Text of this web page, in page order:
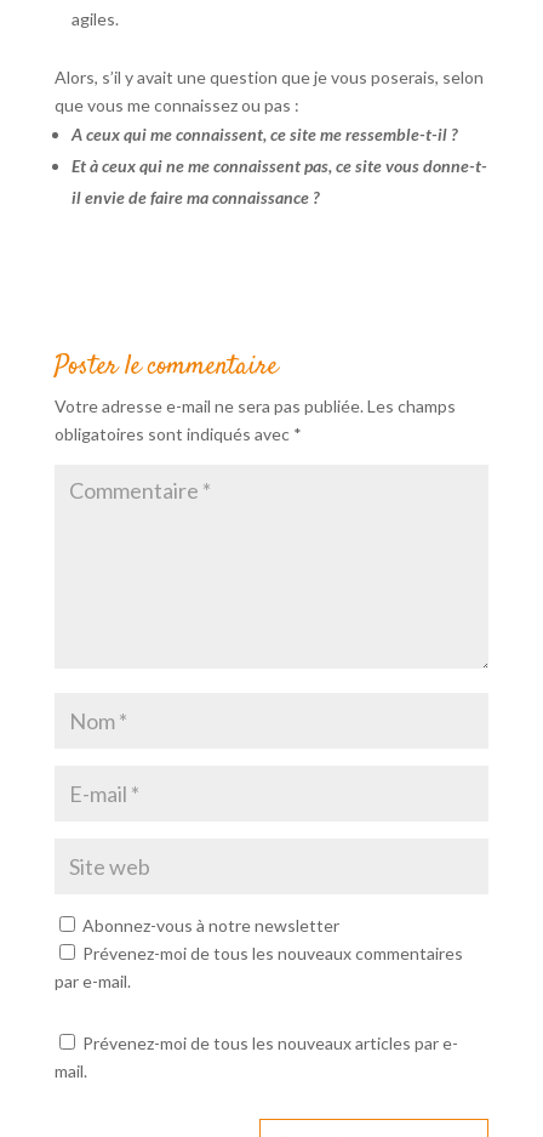
agiles.
Alors, s’il y avait une question que je vous poserais, selon
que vous me connaissez ou pas :
A ceux qui me connaissent, ce site me ressemble-t-il ?
Et à ceux qui ne me connaissent pas, ce site vous donne-t-
il envie de faire ma connaissance ?
Poster le commentaire
Votre adresse e-mail ne sera pas publiée. Les champs
obligatoires sont indiqués avec *
Abonnez-vous à notre newsletter
Prévenez-moi de tous les nouveaux commentaires
par e-mail.
Prévenez-moi de tous les nouveaux articles par e-
mail.